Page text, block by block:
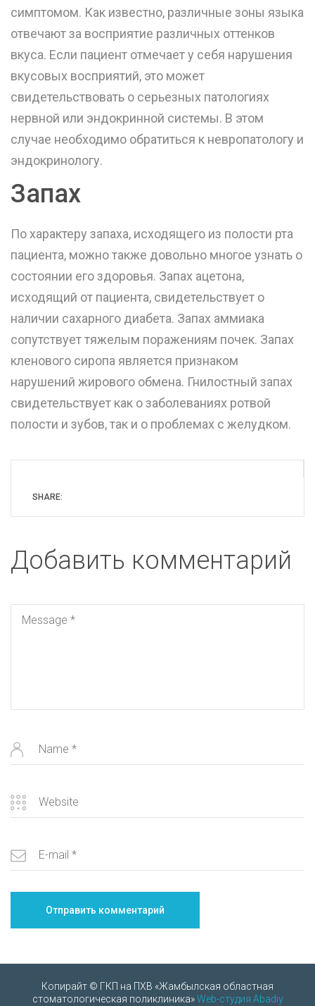
симптомом. Как известно, различные зоны языка
отвечают за восприятие различных оттенков
вкуса. Если пациент отмечает у себя нарушения
вкусовых восприятий, это может
свидетельствовать о серьезных патологиях
нервной или эндокринной системы. В этом
случае необходимо обратиться к невропатологу и
эндокринологу.
Запах
По характеру запаха, исходящего из полости рта
пациента, можно также довольно многое узнать о
состоянии его здоровья. Запах ацетона,
исходящий от пациента, свидетельствует о
наличии сахарного диабета. Запах аммиака
сопутствует тяжелым поражениям почек. Запах
кленового сиропа является признаком
нарушений жирового обмена. Гнилостный запах
свидетельствует как о заболеваниях ротвой
полости и зубов, так и о проблемах с желудком.
SHARE:
Добавить комментарий
Копирайт © ГКП на ПХВ «Жамбылская областная
стоматологическая поликлиника»Web-студия Abadiy